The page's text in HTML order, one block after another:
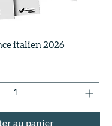
italien 2026
au panier